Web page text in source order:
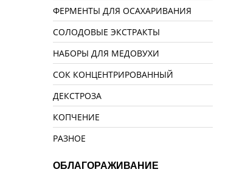
ФЕРМЕНТЫ ДЛЯ ОСАХАРИВАНИЯ
СОЛОДОВЫЕ ЭКСТРАКТЫ
НАБОРЫ ДЛЯ МЕДОВУХИ
СОК КОНЦЕНТРИРОВАННЫЙ
ДЕКСТРОЗА
КОПЧЕНИЕ
РАЗНОЕ
ОБЛАГОРАЖИВАНИЕ